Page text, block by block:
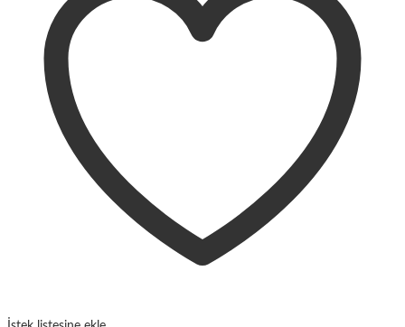
Seçenekler
ürün
sayfasından
seçilebilir